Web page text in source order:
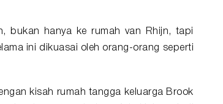
bukan hanya ke rumah van Rhijn, tapi
ini dikuasai oleh orang-orang seperti
kisah rumah tangga keluarga Brook